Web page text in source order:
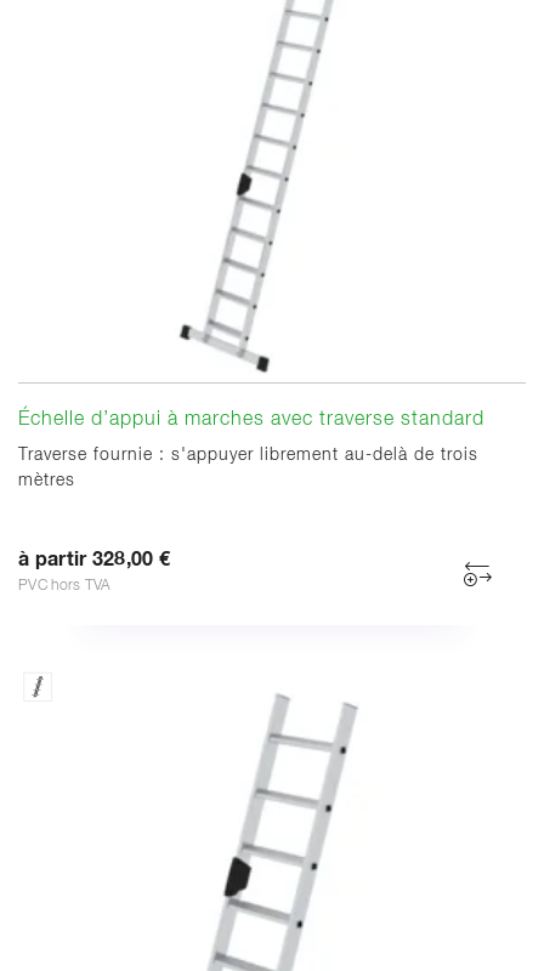
Échelle d’appui à marches avec traverse standard
Traverse fournie : s'appuyer librement au-delà de trois
mètres
à partir 328,00 €
PVC hors TVA